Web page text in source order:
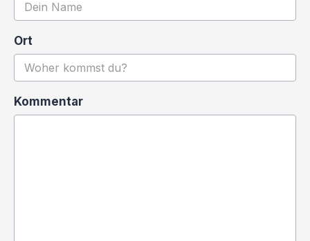
Ort
Kommentar